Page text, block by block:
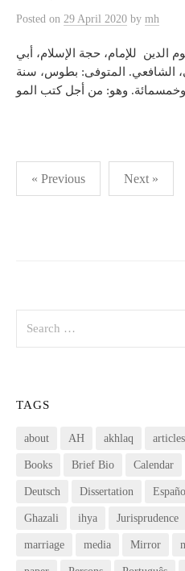
Posted on 29 April 2020 by mh
الدين للإمام، حجة الإسلام، أبي
الشافعي. المتوفى: بطوس، سنة
Posts
pagination
« Previous Next »
for:
TAGS
about AH akhlaq articles
Books Brief Bio Calendar
Deutsch Dissertation
Ghazali ihya Jurisprudence
marriage media Mirror